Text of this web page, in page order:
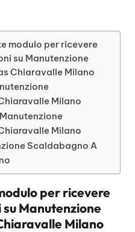
modulo per ricevere
su Manutenzione
Chiaravalle Milano
Milano
Milano
Scaldabagno A
per ricevere
Manutenzione
Milano